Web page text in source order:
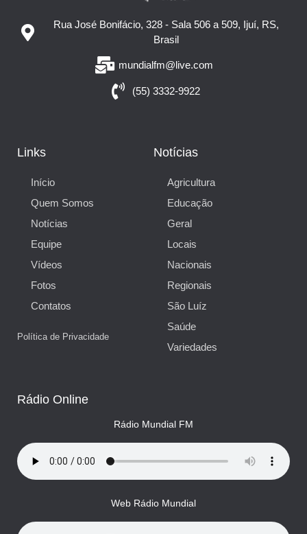
Rua José Bonifácio, 328 - Sala 506 a 509, Ijuí, RS,
Brasil
mundialfm@live.com
(55) 3332-9922
Links
Início
Quem Somos
Notícias
Equipe
Vídeos
Fotos
Contatos
Política de Privacidade
Notícias
Agricultura
Educação
Geral
Locais
Nacionais
Regionais
São Luíz
Saúde
Variedades
Rádio Online
Rádio Mundial FM
Web Rádio Mundial